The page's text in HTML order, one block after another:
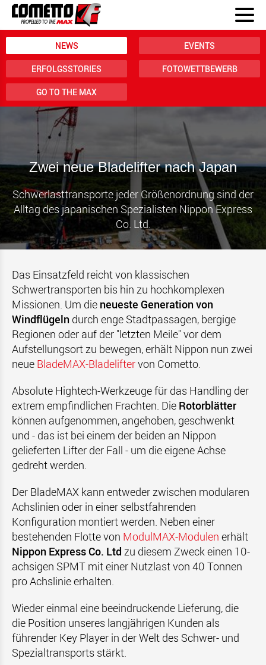
NEWS EVENTS
ERFOLGSSTORIES FOTOWETTBEWERB
GO TO THE MAX
Zwei neue Bladelifter nach Japan
Schwerlasttransporte jeder Größenordnung sind der
Alltag des japanischen Spezialisten Nippon Express
Co. Ltd.
Das Einsatzfeld reicht von klassischen
Schwertransporten bis hin zu hochkomplexen
Missionen. Um die neueste Generation von
Windflügeln durch enge Stadtpassagen, bergige
Regionen oder auf der "letzten Meile" vor dem
Aufstellungsort zu bewegen, erhält Nippon nun zwei
neue BladeMAX-Bladeliftervon Cometto.
Absolute Hightech-Werkzeuge für das Handling der
extrem empfindlichen Frachten. Die Rotorblätter
können aufgenommen, angehoben, geschwenkt
und - das ist bei einem der beiden an Nippon
gelieferten Lifter der Fall - um die eigene Achse
gedreht werden.
Der BladeMAX kann entweder zwischen modularen
Achslinien oder in einer selbstfahrenden
Konfiguration montiert werden. Neben einer
bestehenden Flotte von ModulMAX-Modulen erhält
Nippon Express Co. Ltd zu diesem Zweck einen 10-
achsigen SPMT mit einer Nutzlast von 40 Tonnen
pro Achslinie erhalten.
Wieder einmal eine beeindruckende Lieferung, die
die Position unseres langjährigen Kunden als
führender Key Player in der Welt des Schwer- und
Spezialtransports stärkt.